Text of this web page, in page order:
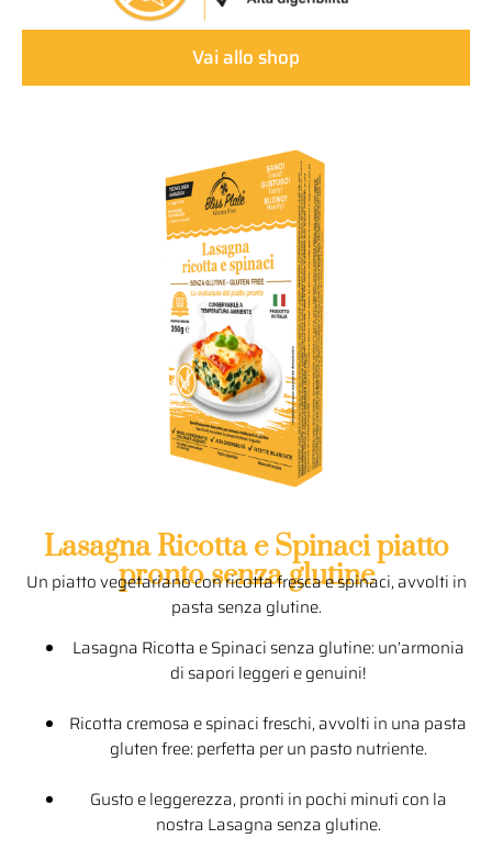
Vai allo shop
Lasagna Ricotta e Spinaci piatto
pronto senza glutine
Un piatto vegetariano con ricotta fresca e spinaci, avvolti in
pasta senza glutine.
Lasagna Ricotta e Spinaci senza glutine: un’armonia
di sapori leggeri e genuini!
Ricotta cremosa e spinaci freschi, avvolti in una pasta
gluten free: perfetta per un pasto nutriente.
Gusto e leggerezza, pronti in pochi minuti con la
nostra Lasagna senza glutine.